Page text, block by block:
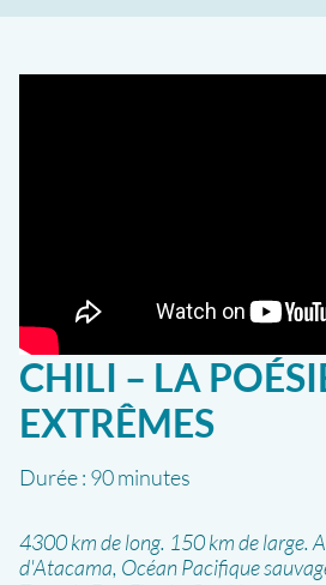
CHILI – LA
EXTRÊMES
Durée : 90 minutes
4300 km de long. 150 km de large.
d'Atacama, Océan Pacifique